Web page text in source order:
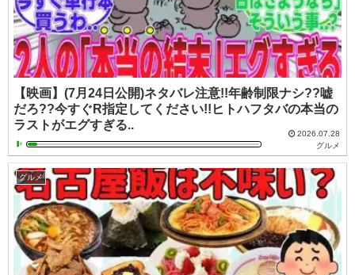
【映画】(7月24日公開)ネタバレ注意!!年齢制限ナシ??嘘
だろ??今すぐR指定してください!!ヒトハフタバの本当の
ラストがエグすぎる..
2026.07.28
グルメ
グルメ